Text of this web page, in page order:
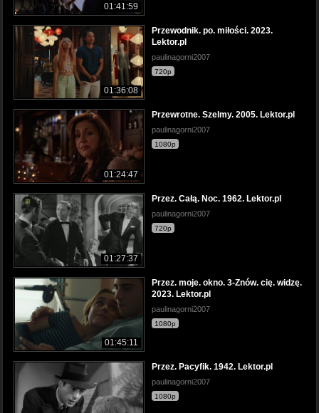
01:41:59
01:36:08
Przewodnik. po. miłości. 2023.
Lektor.pl
paulinagorni2007
720p
01:24:47
Przewrotne. Szelmy. 2005. Lektor.pl
paulinagorni2007
1080p
01:27:37
Przez. Całą. Noc. 1962. Lektor.pl
paulinagorni2007
720p
01:45:11
Przez. moje. okno. 3-Znów. cię. widzę.
2023. Lektor.pl
paulinagorni2007
1080p
Przez. Pacyfik. 1942. Lektor.pl
paulinagorni2007
1080p